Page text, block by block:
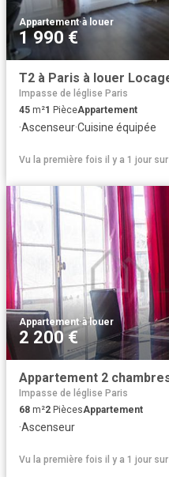
Appartement·à louer
1 990 €
Impasse de léglise Paris
45 m²1 PièceAppartement
·Ascenseur·Cuisine équipée
Vu la première fois il y a 1 jour sur
Appartement·à louer
2 200 €
Impasse de léglise Paris
68 m²2 PiècesAppartement
·Ascenseur
Vu la première fois il y a 1 jour sur